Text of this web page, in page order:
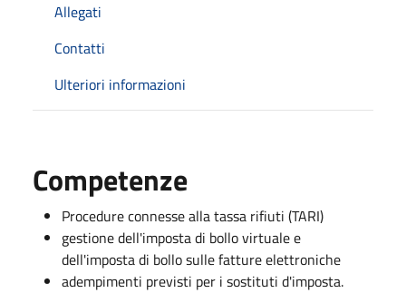
Allegati
Contatti
Ulteriori informazioni
Competenze
Procedure connesse alla tassa rifiuti (TARI)
gestione dell'imposta di bollo virtuale e
dell'imposta di bollo sulle fatture elettroniche
adempimenti previsti per i sostituti d'imposta.